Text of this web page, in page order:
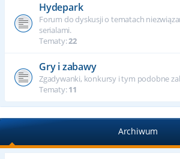
Hydepark
Forum do dyskusji o tematach
serialami.
Tematy:22
Gry i zabawy
Zgadywanki, konkursy i tym podobne
Tematy:11
Archiwum